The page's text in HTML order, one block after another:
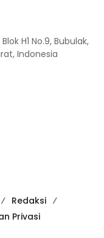
H1 No.9, Bubulak,
Indonesia
Redaksi
Privasi